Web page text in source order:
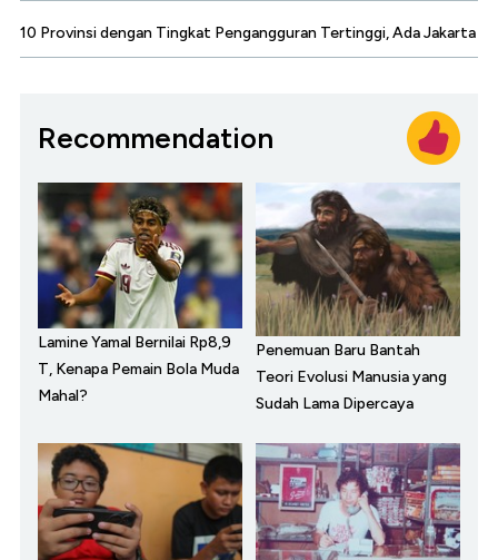
10 Provinsi dengan Tingkat Pengangguran Tertinggi, Ada Jakarta
Recommendation
Lamine Yamal Bernilai Rp8,9
T, Kenapa Pemain Bola Muda
Mahal?
Penemuan Baru Bantah
Teori Evolusi Manusia yang
Sudah Lama Dipercaya